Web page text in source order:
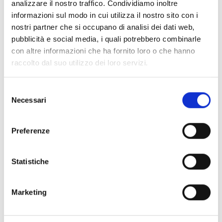
analizzare il nostro traffico. Condividiamo inoltre
informazioni sul modo in cui utilizza il nostro sito con i
nostri partner che si occupano di analisi dei dati web,
pubblicità e social media, i quali potrebbero combinarle
con altre informazioni che ha fornito loro o che hanno
raccolto dal suo utilizzo dei loro servizi.
delNecessari
Preferenze
Statistiche
Marketing
donna, la nuova pubblicazione Edizioni Cineteca di
Bologna:
Agnès Varda
della giornalista, scrittrice e
conduttrice televisiva e radiofonicaLaure Adler.
Orari, Biglietteria & Visite guidate
della Cineteca di Bologna (sotto il Voltone di Palazzo
Re Enzo). Il servizio di biglietteria termina un’ora
prima della chiusura della mostra.